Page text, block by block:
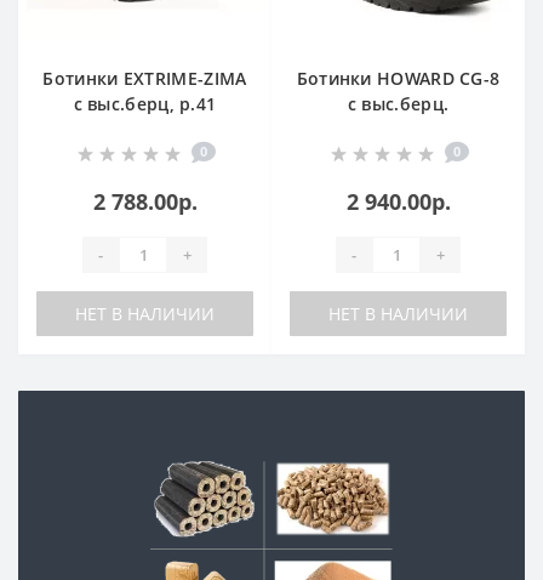
Ботинки EXTRIME-ZIMA
с выс.берц, р.41
0
2 788.00р.
- +
НЕТ В НАЛИЧИИ
Ботинки HOWARD CG-8
с выс.берц.
БОТ5010ТЛ 0
2 940.00р.
- +
НЕТ В НАЛИЧИИ